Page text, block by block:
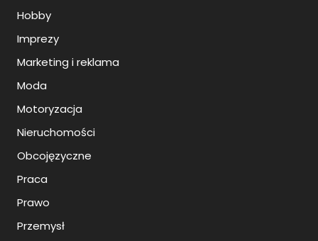
Hobby
Imprezy
Marketing i reklama
Moda
Motoryzacja
Nieruchomości
Obcojęzyczne
Praca
Prawo
Przemysł